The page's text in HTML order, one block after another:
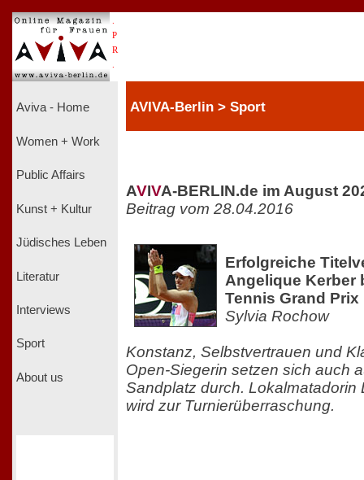
P
R
Aviva - Home
Women + Work
Public Affairs
Kunst + Kultur
Jüdisches Leben
Literatur
Interviews
Sport
About us
AVIVA-Berlin > Sport
AVIVA-BERLIN.de im August
Beitrag vom 28.04.2016
Erfolgreiche
Angelique Kerber
Tennis Grand
Sylvia Rochow
Konstanz, Selbstvertrauen und
Open-Siegerin setzen sich auch
Sandplatz durch. Lokalmatadorin
wird zur Turnierüberraschung.